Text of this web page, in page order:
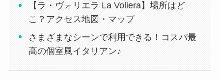
【ラ・ヴォリエラ La Voliera】場所はど
こ？アクセス地図・マップ
さまざまなシーンで利用できる！コスパ最
高の個室風イタリアン♪